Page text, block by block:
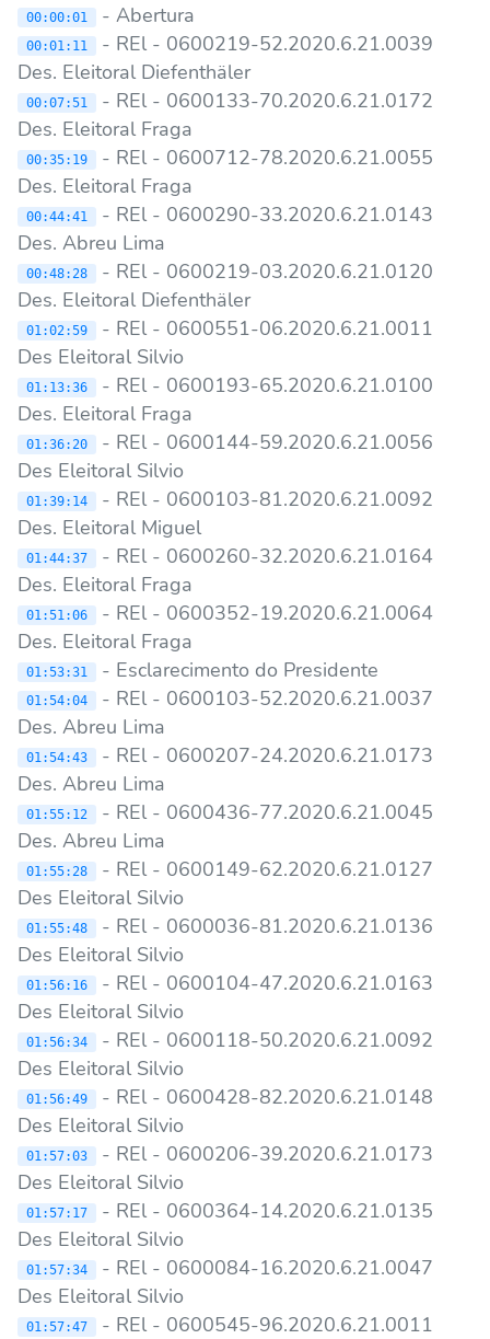
00:00:01 - Abertura
00:01:11
- REl - 0600219-52.2020.6.21.0039
Des. Eleitoral Diefenthäler
00:07:51
- REl - 0600133-70.2020.6.21.0172
Des. Eleitoral Fraga
00:35:19
- REl - 0600712-78.2020.6.21.0055
Des. Eleitoral Fraga
00:44:41
- REl - 0600290-33.2020.6.21.0143
Des. Abreu Lima
00:48:28
- REl - 0600219-03.2020.6.21.0120
Des. Eleitoral Diefenthäler
01:02:59
- REl - 0600551-06.2020.6.21.0011
Des Eleitoral Silvio
01:13:36
- REl - 0600193-65.2020.6.21.0100
Des. Eleitoral Fraga
01:36:20
- REl - 0600144-59.2020.6.21.0056
Des Eleitoral Silvio
01:39:14
- REl - 0600103-81.2020.6.21.0092
Des. Eleitoral Miguel
01:44:37
- REl - 0600260-32.2020.6.21.0164
Des. Eleitoral Fraga
01:51:06
- REl - 0600352-19.2020.6.21.0064
Des. Eleitoral Fraga
01:53:31 - Esclarecimento do Presidente
01:54:04
- REl - 0600103-52.2020.6.21.0037
Des. Abreu Lima
01:54:43
- REl - 0600207-24.2020.6.21.0173
Des. Abreu Lima
01:55:12
- REl - 0600436-77.2020.6.21.0045
Des. Abreu Lima
01:55:28
- REl - 0600149-62.2020.6.21.0127
Des Eleitoral Silvio
01:55:48
- REl - 0600036-81.2020.6.21.0136
Des Eleitoral Silvio
01:56:16
- REl - 0600104-47.2020.6.21.0163
Des Eleitoral Silvio
01:56:34
- REl - 0600118-50.2020.6.21.0092
Des Eleitoral Silvio
01:56:49
- REl - 0600428-82.2020.6.21.0148
Des Eleitoral Silvio
01:57:03
- REl - 0600206-39.2020.6.21.0173
Des Eleitoral Silvio
01:57:17
- REl - 0600364-14.2020.6.21.0135
Des Eleitoral Silvio
01:57:34
- REl - 0600084-16.2020.6.21.0047
Des Eleitoral Silvio
01:57:47 - REl - 0600545-96.2020.6.21.0011